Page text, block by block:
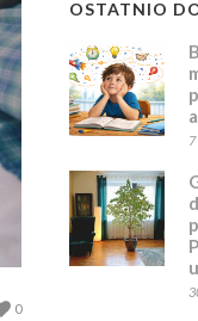
0
OSTATNIO